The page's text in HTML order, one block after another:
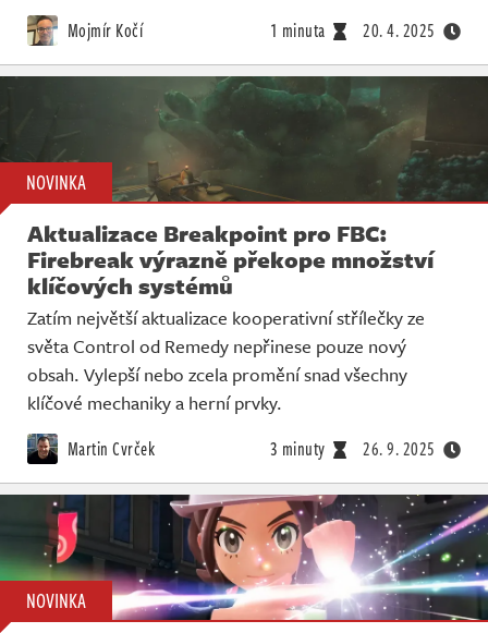
Mojmír Kočí 1 minuta 20. 4. 2025
NOVINKA
Aktualizace Breakpoint pro FBC:
Firebreak výrazně překope množství
klíčových systémů
Zatím největší aktualizace kooperativní střílečky ze
světa Control od Remedy nepřinese pouze nový
obsah. Vylepší nebo zcela promění snad všechny
klíčové mechaniky a herní prvky.
Martin Cvrček 3 minuty 26. 9. 2025
NOVINKA